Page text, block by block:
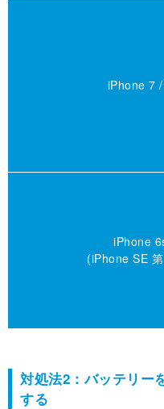
iPhone 7
iPhone
(iPhone SE
対処法2：バッテリー
する